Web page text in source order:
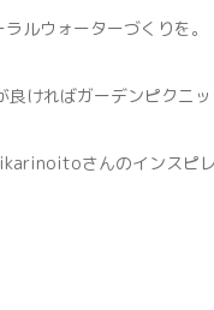
ルウォーターづくりを。
ければガーデンピクニッ
さんのインスピレ